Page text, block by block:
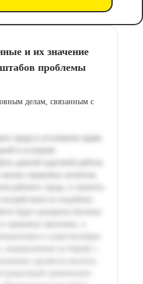
и их значение
проблемы
делам, связанным с